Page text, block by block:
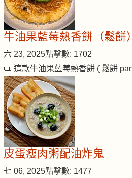
牛油果藍莓熱香餅（鬆餅）
六 23, 2025點擊數: 1702
📜 這款牛油果藍莓熱香餅 ( 鬆餅
皮蛋瘦肉粥配油炸鬼
七 06, 2025點擊數: 1477